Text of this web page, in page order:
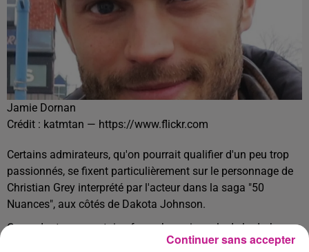
Jamie Dornan
Crédit : katmtan — https://www.flickr.com
Certains admirateurs, qu'on pourrait qualifier d'un peu trop
passionnés, se fixent particulièrement sur le personnage de
Christian Grey interprété par l'acteur dans la saga "50
Nuances", aux côtés de Dakota Johnson.
Cependant, pour certains fans obsessionnels de la dark
romance, il est persuadé que Jamie Dornan et Dakota
Continuer sans accepter